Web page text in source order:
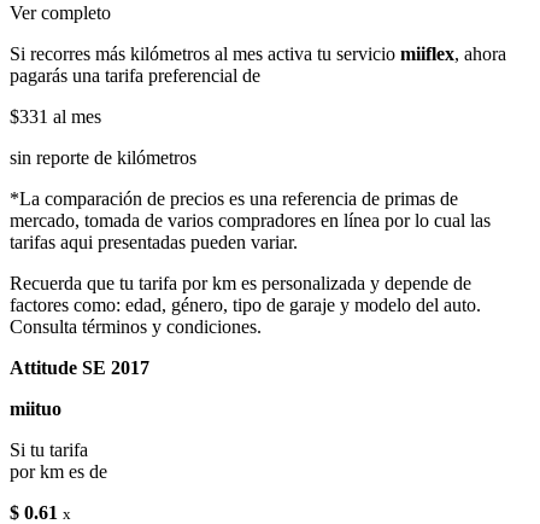
Ver completo
Si recorres más kilómetros al mes activa tu servicio miiflex, ahora
pagarás una tarifa preferencial de
$331 al mes
sin reporte de kilómetros
*La comparación de precios es una referencia de primas de
mercado, tomada de varios compradores en línea por lo cual las
tarifas aqui presentadas pueden variar.
Recuerda que tu tarifa por km es personalizada y depende de
factores como: edad, género, tipo de garaje y modelo del auto.
Consulta términos y condiciones.
Attitude SE 2017
miituo
Si tu tarifa
por km es de
$ 0.61 x